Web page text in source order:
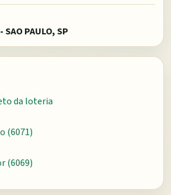
SAO PAULO, SP
da loteria
(6071)
(6069)